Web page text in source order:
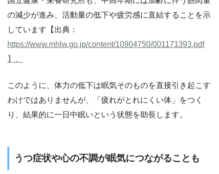
の減少が進み、活動量の低下や疲労感に直結することを示
しています【出典：
https://www.mhlw.go.jp/content/10904750/001171393.pdf
】。
このように、体力の低下は眠気そのものを直接引き起こす
わけではありませんが、「疲れがとれにくい体」をつく
り、結果的に一日中眠いという状態を助長します。
うつ症状や心の不調が眠気につながることも